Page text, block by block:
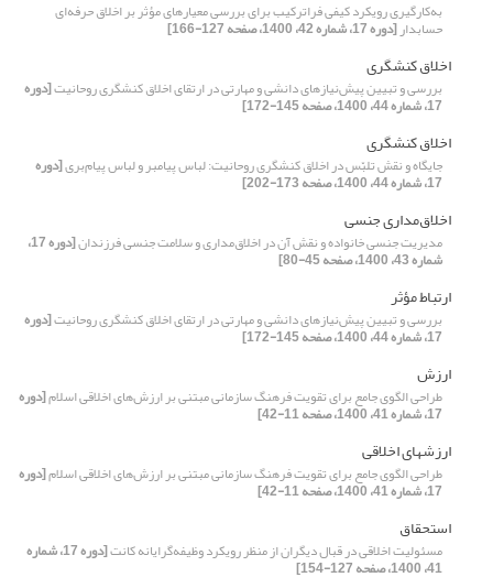
به‌کارگیری رویکرد کیفی فراترکیب برای بررسی معیارهای مؤثر بر اخلاق حرفه‌ای
حسابدار[دوره 17، شماره 42، 1400، صفحه 127-166]
اخلاق کنشگری
بررسی و تبیین پیش‌نیازهای دانشی و مهارتی در ارتقای اخلاق کنشگری روحانیت[دوره
17، شماره 44، 1400، صفحه 145-172]
اخلاق کنشگری
جایگاه و نقش تلبّس در اخلاق کنشگری روحانیت: لباس پیامبر و لباس پیام‌بری[دوره
17، شماره 44، 1400، صفحه 173-202]
اخلاق‌مداری جنسی
مدیریت جنسی خانواده و نقش آن در اخلاق‌مداری و سلامت جنسی فرزندان [دوره 17،
شماره 43، 1400، صفحه 45-80]
ارتباط مؤثر
بررسی و تبیین پیش‌نیازهای دانشی و مهارتی در ارتقای اخلاق کنشگری روحانیت[دوره
17، شماره 44، 1400، صفحه 145-172]
ارزش
طراحی الگوی جامع برای تقویت فرهنگ ‌سازمانی مبتنی بر ارزش‌های اخلاقی اسلام[دوره
17، شماره 41، 1400، صفحه 11-42]
ارزش‎های اخلاقی
طراحی الگوی جامع برای تقویت فرهنگ ‌سازمانی مبتنی بر ارزش‌های اخلاقی اسلام[دوره
17، شماره 41، 1400، صفحه 11-42]
استحقاق
مسئولیت اخلاقی در قبال دیگران از منظر رویکرد وظیفه‌گرایانه کانت [دوره 17، شماره
41، 1400، صفحه 127-154]